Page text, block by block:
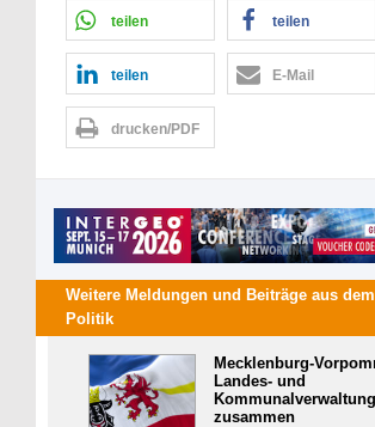
teilen teilen
teilen E-Mail
drucken/PDF
Weitere Meldungen und Beiträge aus
Politik
Mecklenburg-
Landes- und
zusammen